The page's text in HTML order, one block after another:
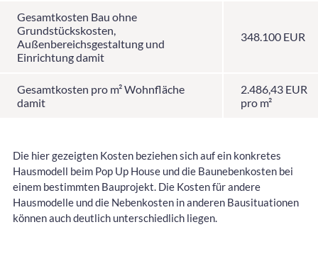
Gesamtkosten Bau ohne
Grundstückskosten,
Außenbereichsgestaltung und
Einrichtung damit
348.100 EUR
Gesamtkosten pro m² Wohnfläche
damit
2.486,43 EUR
pro m²
Die hier gezeigten Kosten beziehen sich auf ein konkretes
Hausmodell beim Pop Up House und die Baunebenkosten bei
einem bestimmten Bauprojekt. Die Kosten für andere
Hausmodelle und die Nebenkosten in anderen Bausituationen
können auch deutlich unterschiedlich liegen.